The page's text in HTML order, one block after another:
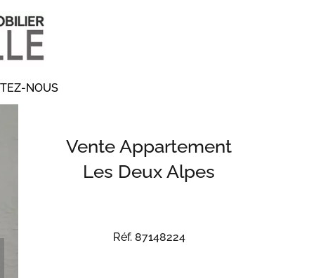
NOUS
Vente Appartement
Les Deux Alpes
Réf. 87148224